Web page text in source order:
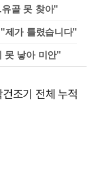
골 못 찾아"
제가 틀렸습니다"
못 낳아 미안"
조기 전체 누적